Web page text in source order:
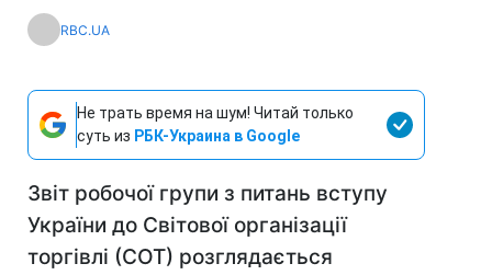
RBC.UA
Не трать время на шум! Читай только
суть из РБК-Украина в Google
Звіт робочої групи з питань вступу
України до Світової організації
торгівлі (СОТ) розглядається